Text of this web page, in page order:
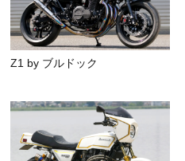
Z1 by ブルドック